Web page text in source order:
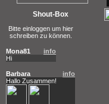
Shout-Box
Bitte einloggen um hier
schreiben zu können.
Mona81
info
Hi
Barbara
info
Hallo Zusammen!